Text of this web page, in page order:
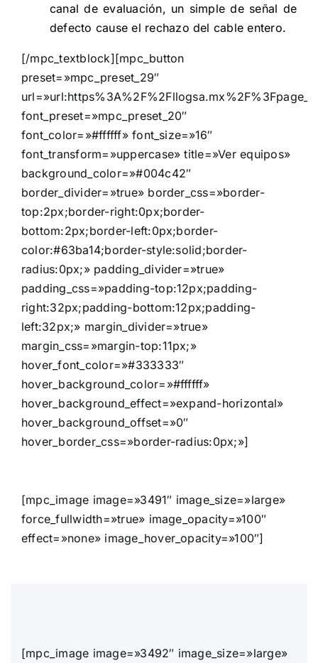
canal de evaluación, un simple de señal de
defecto cause el rechazo del cable entero.
[/mpc_textblock][mpc_button
preset=»mpc_preset_29″
font_preset=»mpc_preset_20″
font_color=»#ffffff» font_size=»16″
font_transform=»uppercase» title=»Ver equipos»
background_color=»#004c42″
border_divider=»true» border_css=»border-
top:2px;border-right:0px;border-
bottom:2px;border-left:0px;border-
color:#63ba14;border-style:solid;border-
radius:0px;» padding_divider=»true»
padding_css=»padding-top:12px;padding-
right:32px;padding-bottom:12px;padding-
left:32px;» margin_divider=»true»
margin_css=»margin-top:11px;»
hover_font_color=»#333333″
hover_background_color=»#ffffff»
hover_background_effect=»expand-horizontal»
hover_background_offset=»0″
hover_border_css=»border-radius:0px;»]
[mpc_image image=»3491″ image_size=»large»
force_fullwidth=»true» image_opacity=»100″
effect=»none» image_hover_opacity=»100″]
[mpc_image image=»3492″ image_size=»large»